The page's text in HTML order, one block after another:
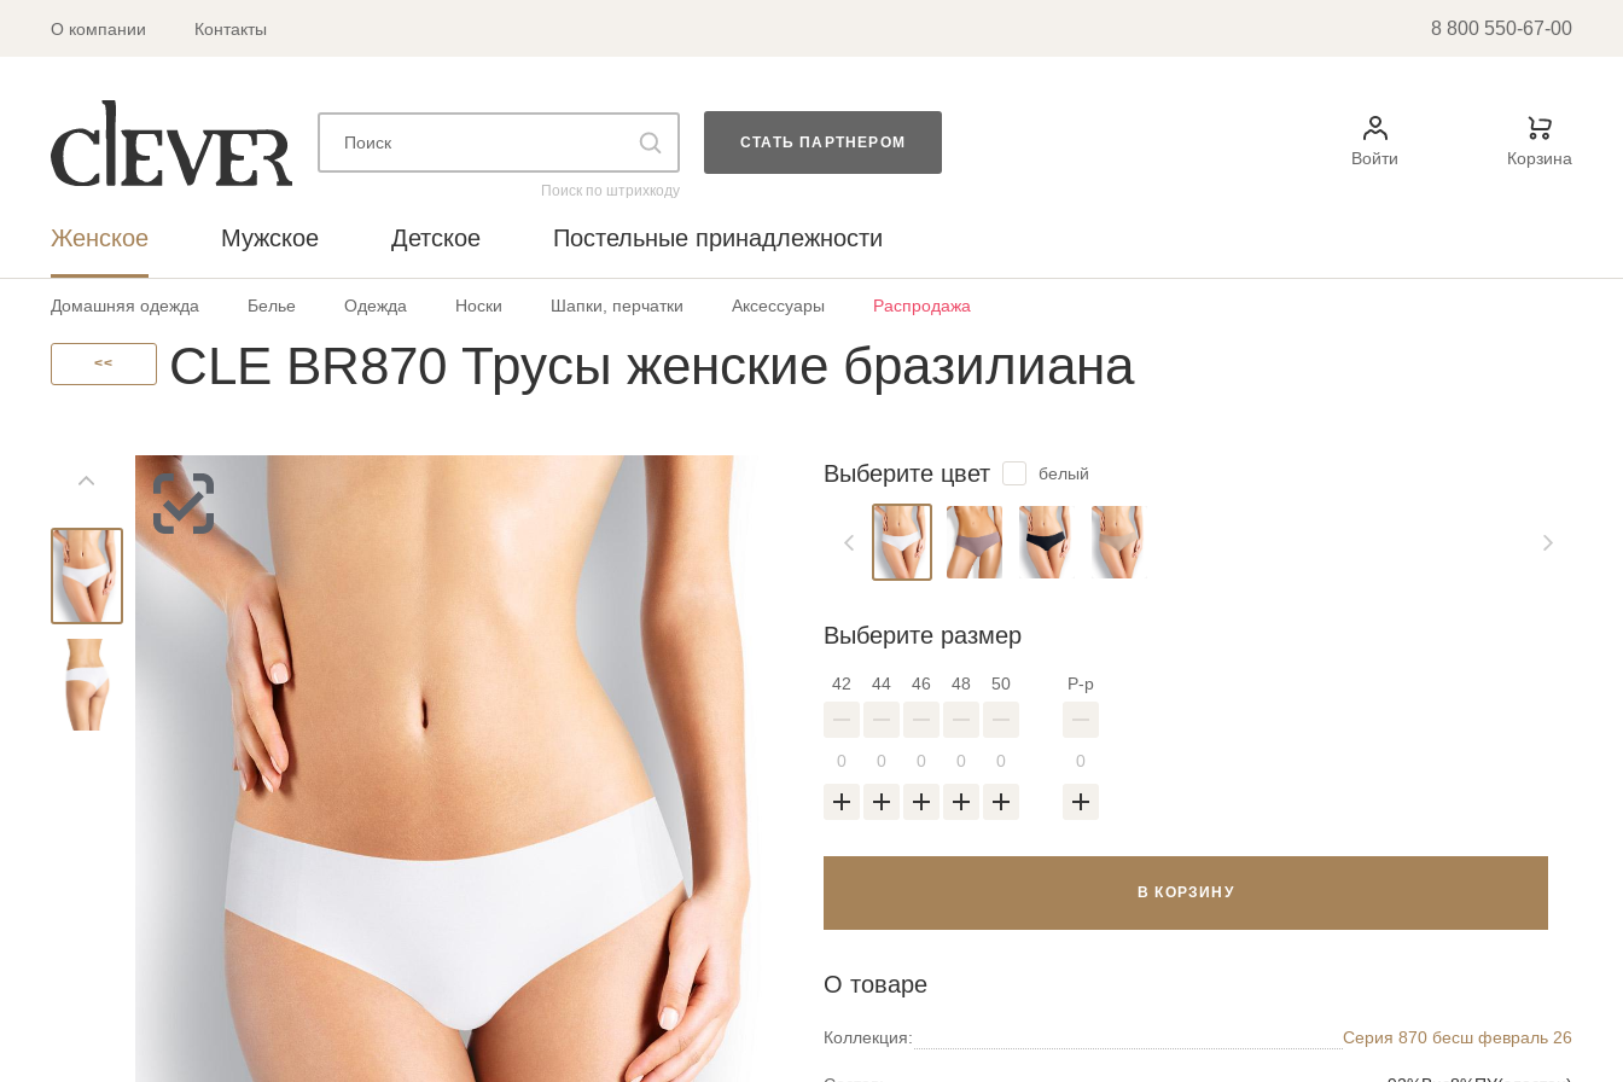
О компании Контакты 8 800 550-67-00
Поиск по штрихкоду
СТАТЬ ПАРТНЕРОМ
Войти Корзина
Женское Мужское Детское Постельные принадлежности
Домашняя одежда Белье Одежда Носки Шапки, перчатки Аксессуары Распродажа
<< CLE BR870 Трусы женские бразилиана
Выберите цвет белый
Выберите размер
42 44 46 48 50 Р-р
В КОРЗИНУ
О товаре
Коллекция: Серия 870 бесш февраль 26